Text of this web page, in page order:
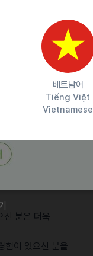
베트남어
Tiếng Việt
Vietnamese
을 느끼는 분과
수 있는 분석적
는 높은
협업 마인드를
신 분은 더욱
험이 있으신 분을